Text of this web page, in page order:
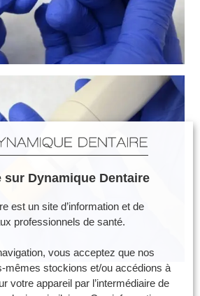
sur Dynamique Dentaire
est un site d’information et de
professionnels de santé.
vous acceptez que nos
mêmes stockions et/ou accédions à
votre appareil par l’intermédiaire de